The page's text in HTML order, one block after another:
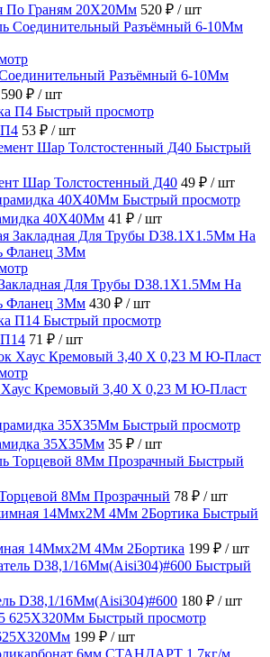
По Граням 20X20Мм 520 ₽ / шт
Разъёмный 6-10Мм
₽ / шт
Быстрый просмотр
П4 53 ₽ / шт
Быстрый
Шар Толстостенный Д40 49 ₽ / шт
Быстрый просмотр
40X40Мм 41 ₽ / шт
Для Трубы D38.1Х1.5Мм На
Фланец 3Мм 430 ₽ / шт
Быстрый просмотр
71 ₽ / шт
Хаус Кремовый 3,40 Х 0,23 М Ю-Пласт
Быстрый просмотр
35X35Мм 35 ₽ / шт
Быстрый
8Мм Прозрачный 78 ₽ / шт
Быстрый
14Ммх2М 4Мм 2Бортика 199 ₽ / шт
Быстрый
D38,1/16Мм(Aisi304)#600 180 ₽ / шт
Быстрый просмотр
199 ₽ / шт